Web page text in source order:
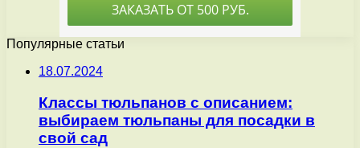
Популярные статьи
18.07.2024
Классы тюльпанов с описанием:
выбираем тюльпаны для посадки в
свой сад